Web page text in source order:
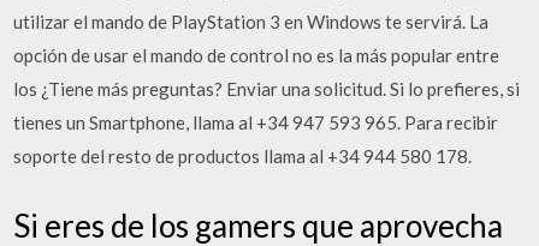
utilizar el mando de PlayStation 3 en Windows te servirá. La
opción de usar el mando de control no es la más popular entre
los ¿Tiene más preguntas? Enviar una solicitud. Si lo prefieres, si
tienes un Smartphone, llama al +34 947 593 965. Para recibir
soporte del resto de productos llama al +34 944 580 178.
Si eres de los gamers que aprovecha